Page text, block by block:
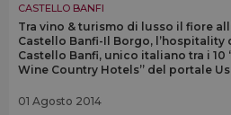
CASTELLO BANFI
Tra vino & turismo di lusso il fiore
Castello Banfi-Il Borgo,
Castello Banfi, unico italiano tra i 10
Wine Country Hotels” del portale
01 Agosto 2014